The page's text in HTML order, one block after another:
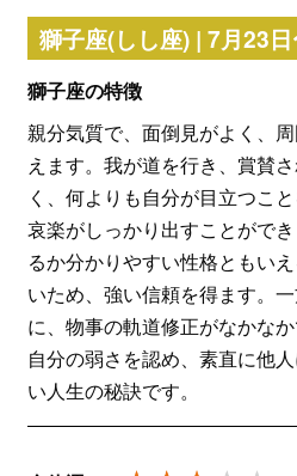
獅子座(しし座) | 7月23
獅子座の特徴
親分気質で、面倒見がよく、
えます。我が道を行き、賞賛
く、何よりも自分が目立つこ
哀楽がしっかり出すことがで
るか分かりやすい性格ともい
いため、強い信頼を得ます。
に、物事の軌道修正がなかな
自分の弱さを認め、素直に他
い人生の秘訣です。